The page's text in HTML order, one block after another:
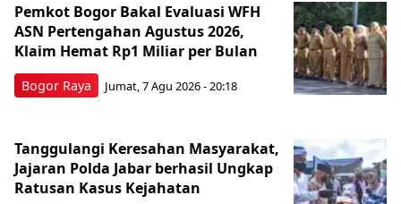
Bogor Raya
Pemkot Bogor Bakal Evaluasi WFH
ASN Pertengahan Agustus 2026,
Klaim Hemat Rp1 Miliar per Bulan
Jumat, 7 Agu 2026 - 20:18
Tanggulangi Keresahan Masyarakat,
Jajaran Polda Jabar berhasil Ungkap
Ratusan Kasus Kejahatan